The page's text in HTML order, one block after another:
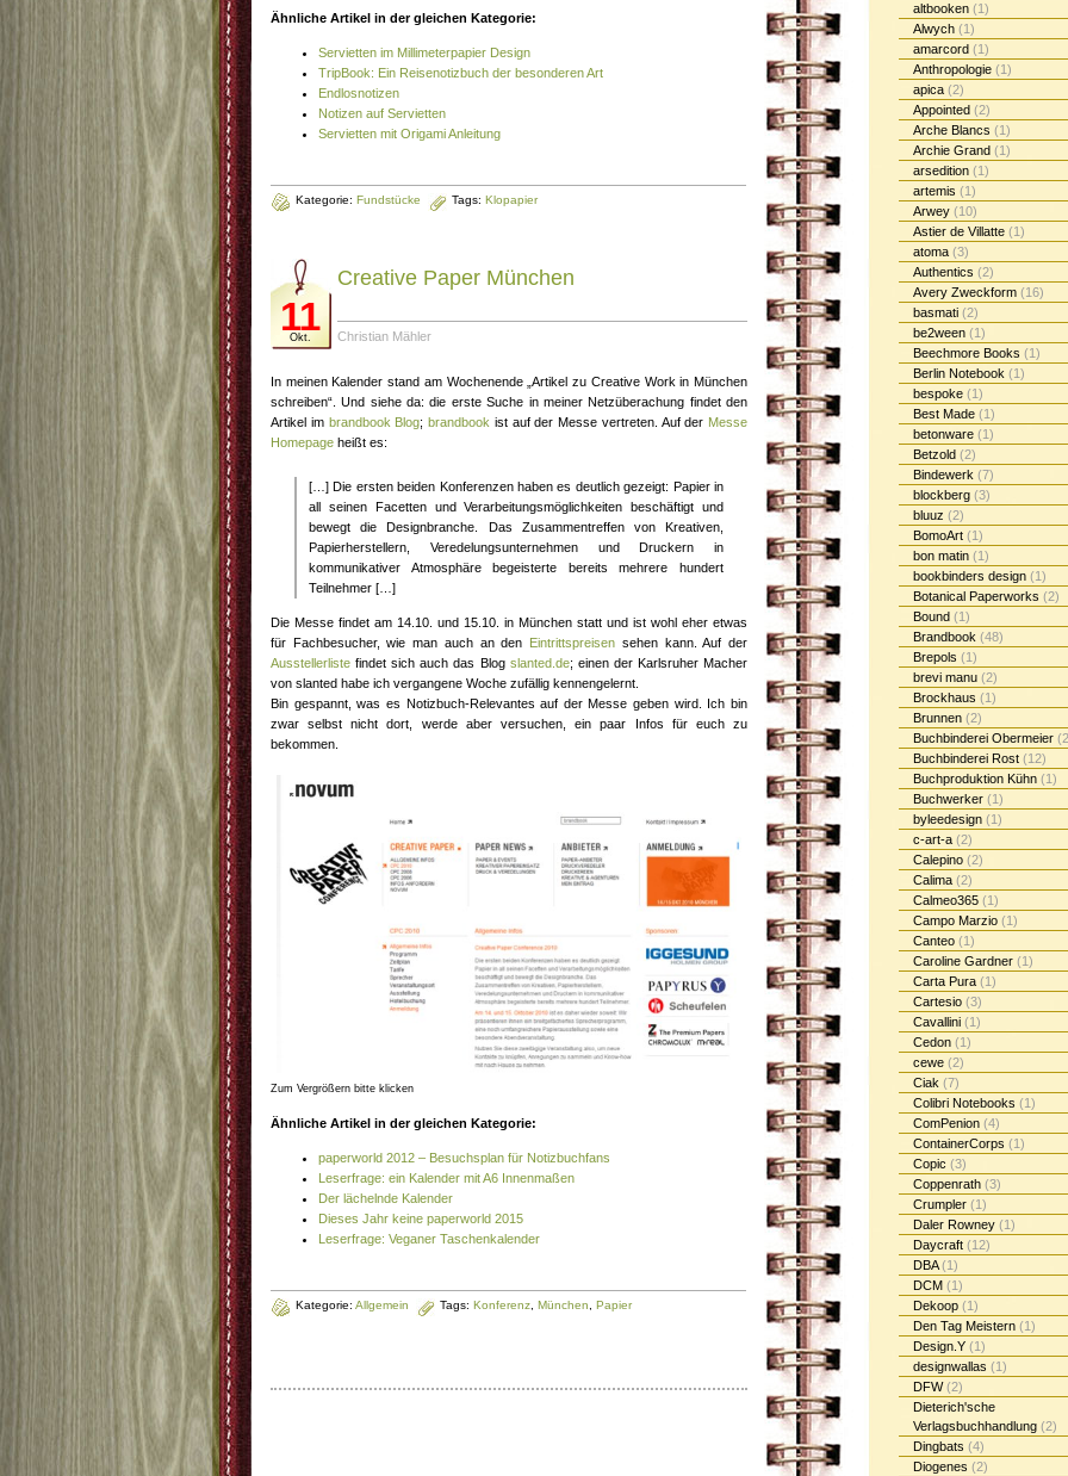
Ähnliche Artikel in der gleichen Kategorie:
Servietten im Millimeterpapier Design
TripBook: Ein Reisenotizbuch der besonderen Art
Endlosnotizen
Notizen auf Servietten
Servietten mit Origami Anleitung
Kategorie: Fundstücke Tags: Klopapier
11
Okt.
Creative Paper München
Christian Mähler
In meinen Kalender stand am Wochenende „Artikel zu Creative Work in München
schreiben“. Und siehe da: die erste Suche in meiner Netzüberachung findet den
Artikel im brandbook Blog; brandbook ist auf der Messe vertreten. Auf der Messe
Homepage heißt es:
[…] Die ersten beiden Konferenzen haben es deutlich gezeigt: Papier in
all seinen Facetten und Verarbeitungsmöglichkeiten beschäftigt und
bewegt die Designbranche. Das Zusammentreffen von Kreativen,
Papierherstellern, Veredelungsunternehmen und Druckern in
kommunikativer Atmosphäre begeisterte bereits mehrere hundert
Teilnehmer […]
Die Messe findet am 14.10. und 15.10. in München statt und ist wohl eher etwas
für Fachbesucher, wie man auch an den Eintrittspreisen sehen kann. Auf der
Ausstellerliste findet sich auch das Blog slanted.de; einen der Karlsruher Macher
von slanted habe ich vergangene Woche zufällig kennengelernt.
Bin gespannt, was es Notizbuch-Relevantes auf der Messe geben wird. Ich bin
zwar selbst nicht dort, werde aber versuchen, ein paar Infos für euch zu
bekommen.
Zum Vergrößern bitte klicken
Ähnliche Artikel in der gleichen Kategorie:
paperworld 2012 – Besuchsplan für Notizbuchfans
Leserfrage: ein Kalender mit A6 Innenmaßen
Der lächelnde Kalender
Dieses Jahr keine paperworld 2015
Leserfrage: Veganer Taschenkalender
Kategorie: Allgemein Tags: Konferenz, München, Papier
altbooken (1)
Alwych (1)
amarcord (1)
Anthropologie (1)
apica (2)
Appointed (2)
Arche Blancs (1)
Archie Grand (1)
arsedition (1)
artemis (1)
Arwey (10)
Astier de Villatte (1)
atoma (3)
Authentics (2)
Avery Zweckform (16)
basmati (2)
be2ween (1)
Beechmore Books (1)
Berlin Notebook (1)
bespoke (1)
Best Made (1)
betonware (1)
Betzold (2)
Bindewerk (7)
blockberg (3)
bluuz (2)
BomoArt (1)
bon matin (1)
bookbinders design (1)
Botanical Paperworks (2)
Bound (1)
Brandbook (48)
Brepols (1)
brevi manu (2)
Brockhaus (1)
Brunnen (2)
Buchbinderei Obermeier
Buchbinderei Rost (12)
Buchproduktion Kühn (1)
Buchwerker (1)
byleedesign (1)
c-art-a (2)
Calepino (2)
Calima (2)
Calmeo365 (1)
Campo Marzio (1)
Canteo (1)
Caroline Gardner (1)
Carta Pura (1)
Cartesio (3)
Cavallini (1)
Cedon (1)
cewe (2)
Ciak (7)
Colibri Notebooks (1)
ComPenion (4)
ContainerCorps (1)
Copic (3)
Coppenrath (3)
Crumpler (1)
Daler Rowney (1)
Daycraft (12)
DBA(1)
DCM (1)
Dekoop (1)
Den Tag Meistern (1)
Design.Y (1)
designwallas (1)
DFW(2)
Dieterich'sche
Verlagsbuchhandlung (2)
Dingbats (4)
Diogenes (2)